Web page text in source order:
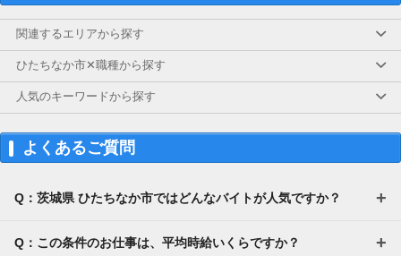
関連するエリアから探す
ひたちなか市✕職種から探す
人気のキーワードから探す
よくあるご質問
Q：茨城県 ひたちなか市ではどんなバイトが人気ですか？
Q：この条件のお仕事は、平均時給いくらですか？